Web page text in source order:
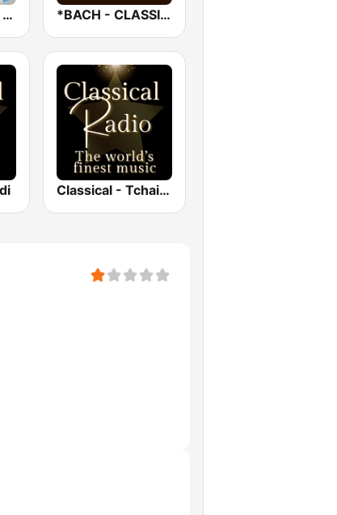
CalmRadio.com - Mozart *BACH - CLASSICAL
Classical - Tchaikovsky